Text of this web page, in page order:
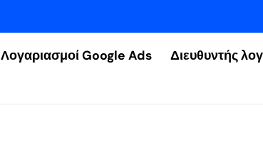
Λογαριασμοί Google Ads Διευθυντής